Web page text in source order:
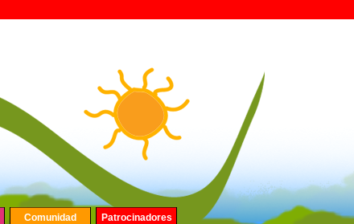
Comunidad Patrocinadores